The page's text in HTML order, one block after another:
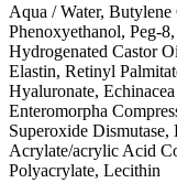
Aqua / Water,
Phenoxyethanol, Peg-
Hydrogenated Castor
Elastin, Retinyl
Hyaluronate,
Enteromorpha
Superoxide
Acrylate/acrylic Acid
Polyacrylate, Lecithin